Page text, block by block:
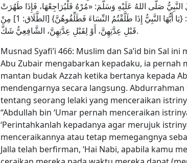
صَلَّى اللهُ عَلَيْهِ وَسَلَّمَ: «مُرْهُ فَلْيُرَاجِعْهَا، فَإِذَا طَهُرَتْ
فَلْيُطَلِّقْ أَوْ لِيُمْسِكْ» قَالَ ابْنُ عُمَرَ: وَقَالَ اللَّهُ عَزَّ وَجَلَّ: {يَا أَيُّهَا النَّبِيُّ إِذَا طَلَّقْتُمُ النِّسَاءَ فَطَلِّقُوهُنَّ} [الطَّلَاق: 1] مِنْ
قَبْلِ عِدَّتِهِنَّ، أَوْ لِقَبْلِ عِدَّتِهِنَّ، الشَّافِعِيُّ شَكَّ.
Musnad Syafi’i 466: Muslim dan Sa’id bin Sal
Abu Zubair mengabarkan kepadaku, ia
mantan budak Azzah ketika bertanya kepada
mendengarnya secara langsung.
tentang seorang lelaki yang menceraikan
“Abdullah bin ‘Umar pernah menceraikan
‘Perintahkanlah kepadanya agar merujuk
menceraikannya atau tetap memegangnya
Jalla telah berfirman, ‘Hai Nabi, apabila kamu